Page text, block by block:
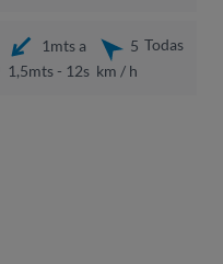
1mts a
1,5mts - 12s
5
km / h
Todas